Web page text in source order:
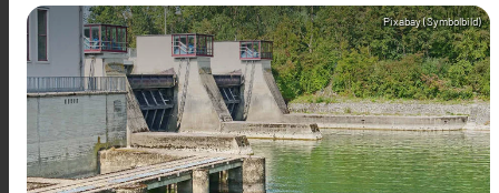
Pixabay (Symbolbild)